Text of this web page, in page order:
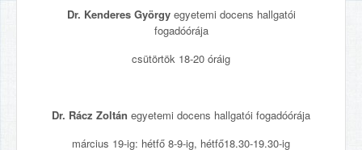
Dr. Kenderes György egyetemi docens hallgatói
fogadóórája
csütörtök 18-20 óráig
Dr. Rácz Zoltán egyetemi docens hallgatói fogadóórája
március 19-ig: hétfő 8-9-ig, hétfő18.30-19.30-ig